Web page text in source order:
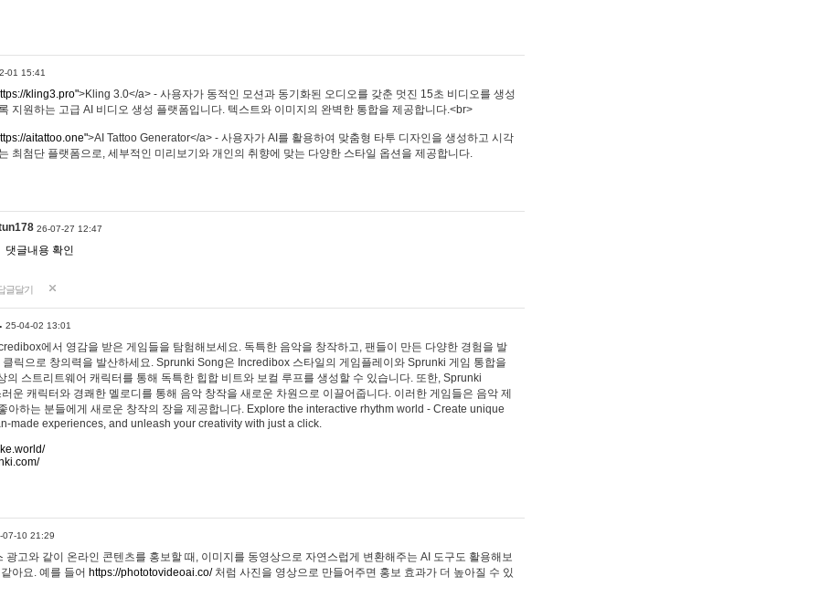
01 15:41
kling3.pro">Kling 3.0</a> - 사용자가 동적인 모션과 동기화된 오디오를 갖춘 멋진 15초 비디오를 생성
지원하는 고급 AI 비디오 생성 플랫폼입니다. 텍스트와 이미지의 완벽한 통합을 제공합니다.<br>
aitattoo.one">AI Tattoo Generator</a> - 사용자가 AI를 활용하여 맞춤형 타투 디자인을 생성하고 시각
최첨단 플랫폼으로, 세부적인 미리보기와 개인의 취향에 맞는 다양한 스타일 옵션을 제공합니다.
26-07-27 12:47
댓글내용 확인
글달기
25-04-02 13:01
에서 영감을 받은 게임들을 탐험해보세요. 독특한 음악을 창작하고, 팬들이 만든 다양한 경험을 발
클릭으로 창의력을 발산하세요. Sprunki Song은 Incredibox 스타일의 게임플레이와 Sprunki 게임 통합을
의 스트리트웨어 캐릭터를 통해 독특한 힙합 비트와 보컬 루프를 생성할 수 있습니다. 또한, Sprunki
운 캐릭터와 경쾌한 멜로디를 통해 음악 창작을 새로운 차원으로 이끌어줍니다. 이러한 게임들은 음악 제
아하는 분들에게 새로운 창작의 장을 제공합니다. Explore the interactive rhythm world - Create unique
made experiences, and unleash your creativity with just a click.
07-10 21:29
광고와 같이 온라인 콘텐츠를 홍보할 때, 이미지를 동영상으로 자연스럽게 변환해주는 AI 도구도 활용해보
아요. 예를 들어 https://phototovideoai.co/처럼 사진을 영상으로 만들어주면 홍보 효과가 더 높아질 수 있